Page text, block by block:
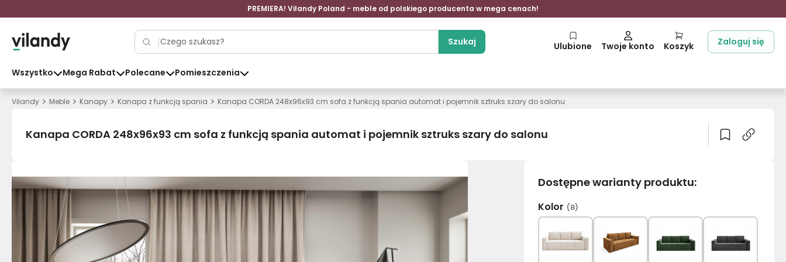
PREMIERA! Vilandy Poland - meble od polskiego producenta w mega cenach!
Szukaj Ulubione Twoje konto Koszyk Zaloguj się
Wszystko Mega Rabat Polecane Pomieszczenia
Vilandy > Meble > Kanapy > Kanapa z funkcją spania > Kanapa CORDA 248x96x93 cm sofa z funkcją spania automat i pojemnik sztruks szary do salonu
Kanapa CORDA 248x96x93 cm sofa z funkcją spania automat i pojemnik sztruks szary do salonu
Dostępne warianty produktu:
Kolor (8)